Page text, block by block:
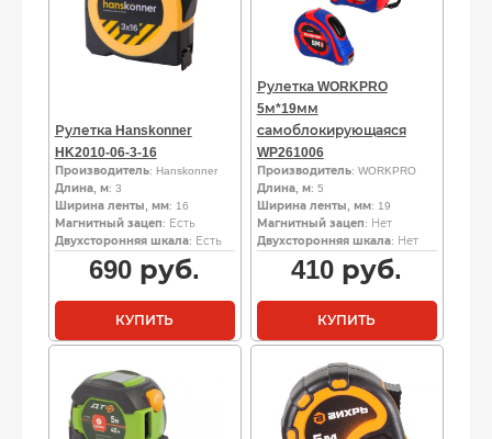
Рулетка Hanskonner
HK2010-06-3-16
Производитель: Hanskonner
Длина, м: 3
Ширина ленты, мм: 16
Магнитный зацеп: Есть
Двухсторонняя шкала: Есть
690 руб.
КУПИТЬ
Рулетка WORKPRO
5м*19мм
самоблокирующаяся
WP261006
Производитель: WORKPRO
Длина, м: 5
Ширина ленты, мм: 19
Магнитный зацеп: Нет
Двухсторонняя шкала: Нет
410 руб.
КУПИТЬ